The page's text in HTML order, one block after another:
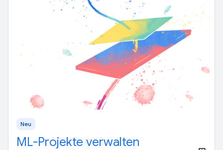
Neu
ML-Projekte verwalten